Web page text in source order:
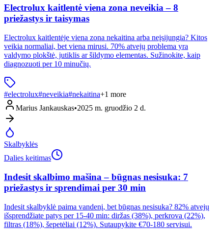
Electrolux kaitlentė viena zona neveikia – 8
priežastys ir taisymas
Electrolux kaitlentėje viena zona nekaitina arba neįsijungia? Kitos
veikia normaliai, bet viena mirusi. 70% atvejų problema yra
valdymo plokštė, jutiklis ar šildymo elementas. Sužinokite, kaip
diagnozuoti per 10 minučių.
#electrolux#neveikia#nekaitina+1 more
Marius Jankauskas•2025 m. gruodžio 2 d.
Skalbyklės
Dalies keitimas
Indesit skalbimo mašina – būgnas nesisuka: 7
priežastys ir sprendimai per 30 min
Indesit skalbyklė paima vandenį, bet būgnas nesisuka? 82% atvejų
išsprendžiate patys per 15-40 min: diržas (38%), perkrova (22%),
filtras (18%), šepetėliai (12%). Sutaupykite €70-180 servisui.